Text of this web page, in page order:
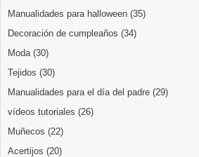
Manualidades para halloween (35)
Decoración de cumpleaños (34)
Moda (30)
Tejidos (30)
Manualidades para el día del padre (29)
vídeos tutoriales (26)
Muñecos (22)
Acertijos (20)